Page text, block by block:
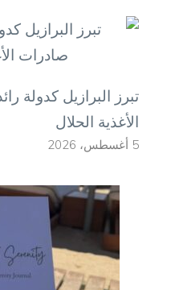
تبرز البرازيل كدولة
الأغذية الحلال
5 أغسطس، 2026